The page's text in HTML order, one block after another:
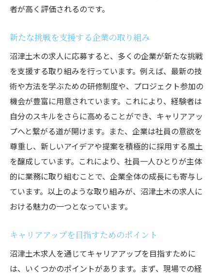
者が高く評価されるのです。
新たな挑戦を支援する企業の取り組み
沼津土木の求人に応募すると、多くの企業が新たな挑戦
を支援する取り組みを行っています。例えば、最新の技
術や方法を学ぶための研修制度や、プロジェクト参加の
機会が豊富に用意されています。これにより、経験者は
自分のスキルをさらに高めることができ、キャリアアッ
プへと繋がる道が開けます。また、企業は社員の意欲を
尊重し、新しいアイデアや提案を積極的に採用する風土
を醸成しています。これにより、社員一人ひとりが主体
的に業務に取り組むことで、企業全体の成長にも寄与し
ています。以上のような取り組みが、沼津土木の求人に
おける魅力の一つとなっています。
キャリアアップを目指すためのポイント
沼津土木求人を通じてキャリアアップを目指すために
は、いくつかのポイントがあります。まず、現場での経